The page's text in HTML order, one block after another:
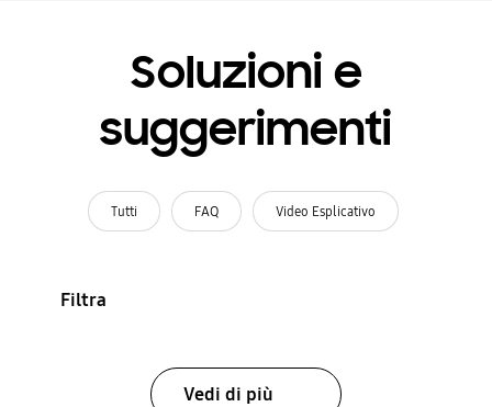
Soluzioni e
suggerimenti
Tutti FAQ Video Esplicativo
Filtra
Vedi di più